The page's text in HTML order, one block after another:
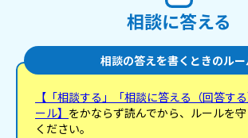
相談に答える
相談の答えを書くときのル
【「相談する」「相談に答える（回答す
ール】 をかならず読んでから、ルールを
ください。